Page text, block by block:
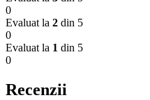
0
Evaluat la 2 din 5
0
Evaluat la 1 din 5
0
Recenzii